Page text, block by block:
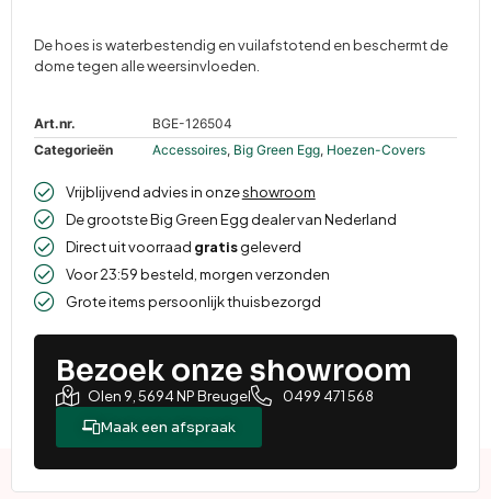
De hoes is waterbestendig en vuilafstotend en beschermt de
dome tegen alle weersinvloeden.
Art.nr.
BGE-126504
Categorieën
Accessoires, Big Green Egg, Hoezen-Covers
Vrijblijvend advies in onzeshowroom
De grootste Big Green Egg dealer van Nederland
Direct uit voorraad gratisgeleverd
Voor 23:59 besteld, morgen verzonden
Grote items persoonlijk thuisbezorgd
Bezoek onze showroom
Olen 9, 5694 NP Breugel 0499 471 568
Maak een afspraak